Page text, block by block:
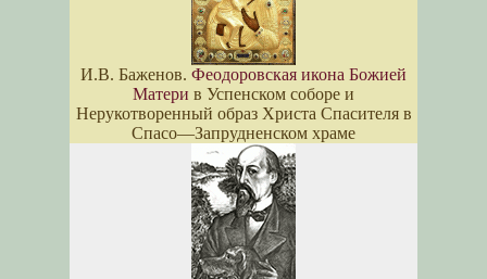
И.В. Баженов. Феодоровская икона Божией
Матери в Успенском соборе и
Нерукотворенный образ Христа Спасителя в
Спасо—Запрудненском храме